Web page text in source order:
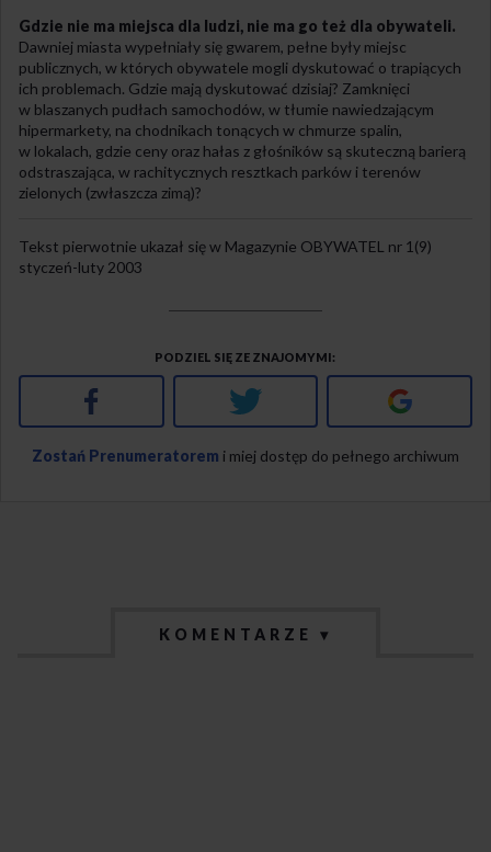
Gdzie nie ma miejsca dla ludzi, nie ma go też dla obywateli.
Dawniej miasta wypełniały się gwarem, pełne były miejsc
publicznych, w których obywatele mogli dyskutować o trapiących
ich problemach. Gdzie mają dyskutować dzisiaj? Zamknięci
w blaszanych pudłach samochodów, w tłumie nawiedzającym
hipermarkety, na chodnikach tonących w chmurze spalin,
w lokalach, gdzie ceny oraz hałas z głośników są skuteczną barierą
odstraszająca, w rachitycznych resztkach parków i terenów
zielonych (zwłaszcza zimą)?
Tekst pierwotnie ukazał się w Magazynie OBYWATEL nr 1(9)
styczeń-luty 2003
PODZIEL SIĘ ZE ZNAJOMYMI
Facebook Twitter Google+
Zostań Prenumeratorem i miej dostęp do pełnego archiwum
KOMENTARZE ▾